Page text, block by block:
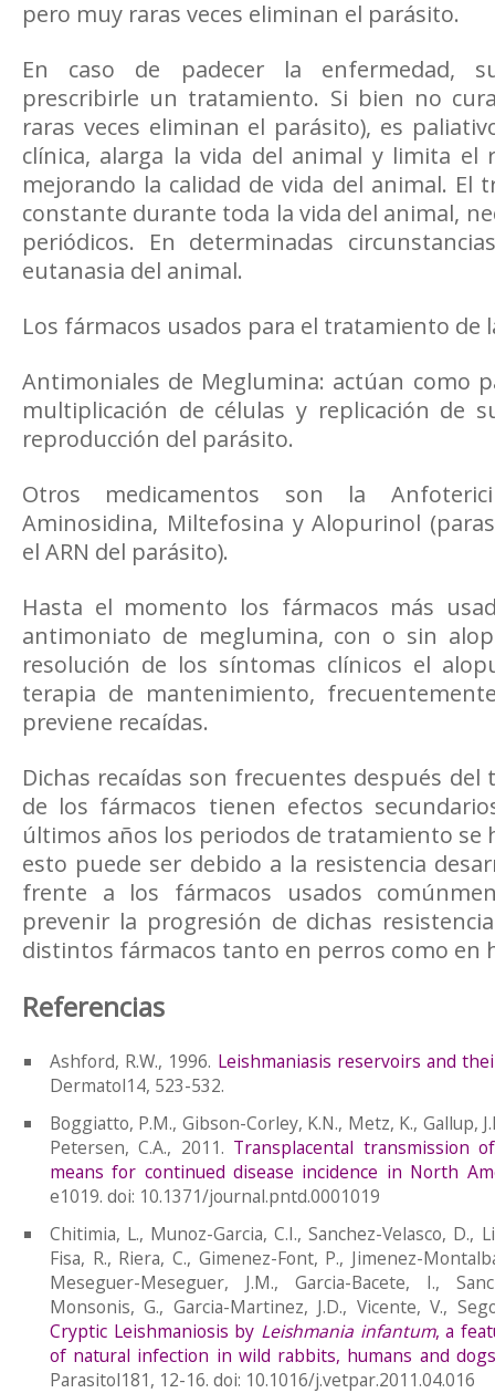
pero muy raras veces eliminan el parásito.
En caso de padecer la enfermedad,
prescribirle un tratamiento. Si bien no
raras veces eliminan el parásito), es
clínica, alarga la vida del animal y limita el
mejorando la calidad de vida del animal. El
constante durante toda la vida del animal,
periódicos. En determinadas
eutanasia del animal.
Los fármacos usados para el tratamiento de
Antimoniales de Meglumina: actúan como
multiplicación de células y replicación de
reproducción del parásito.
Otros medicamentos son la
Aminosidina, Miltefosina y Alopurinol
el ARN del parásito).
Hasta el momento los fármacos más
antimoniato de meglumina, con o sin
resolución de los síntomas clínicos el
terapia de mantenimiento,
previene recaídas.
Dichas recaídas son frecuentes después
de los fármacos tienen efectos
últimos años los periodos de tratamiento se
esto puede ser debido a la resistencia
frente a los fármacos usados
prevenir la progresión de dichas
distintos fármacos tanto en perros como en
Referencias
Ashford, R.W., 1996. Leishmaniasis reservoirs and
Dermatol14, 523-532.
Boggiatto, P.M., Gibson-Corley, K.N., Metz, K., Gallup,
Petersen, C.A., 2011. Transplacental transmission
means for continued disease incidence in North
e1019. doi: 10.1371/journal.pntd.0001019
Chitimia, L., Munoz-Garcia, C.I., Sanchez-Velasco, D.,
Fisa, R., Riera, C., Gimenez-Font, P., Jimenez-
Meseguer-Meseguer, J.M., Garcia-Bacete, I.,
Monsonis, G., Garcia-Martinez, J.D., Vicente, V.,
Cryptic Leishmaniosis by Leishmania infantum, a
of natural infection in wild rabbits, humans and
Parasitol181, 12-16. doi: 10.1016/j.vetpar.2011.04.016